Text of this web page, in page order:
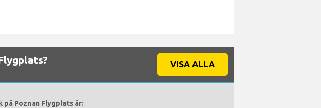
VISA ALLA
Poznan Flygplats är: